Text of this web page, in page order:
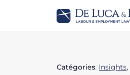
Catégories: Insights,